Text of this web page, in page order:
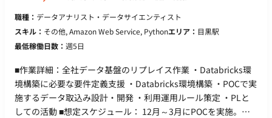
分析、モデル構築の経緯・状況のドキュメント化を、LLM／自
動処理で仕組み化する。 ・技術的切り分け支援：データ基盤
（Dataiku／BigQuery）起因と自社開発起因を切り分け、ベン
の方に参画いただいている企業様です。 ■求める人物像 ・新し
いモデルや機能が出たら、まず自分で動かして試す。「これ使
えそう、試しましょう」と自分から動ける。 ・検証を検証で終
わらせず、現場の実PJに載せて成果（数字・定着）まで持って
職種： データアナリスト・データサイエンティスト
スキル： その他, Amazon Web Service, Pythonエリア： 目黒駅
最低稼働日数： 週5日
■作業詳細：全社データ基盤のリプレイス作業 ・Databricks環
境構築に必要な要件定義支援 ・Databricks環境構築 ・POCで実
施するデータ取込み設計・開発 ・利用運用ルール策定 ・PLと
しての活動 ■想定スケジュール： 12月～3月にPOCを実施。